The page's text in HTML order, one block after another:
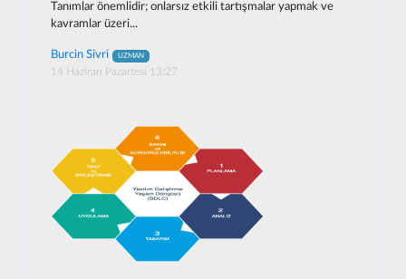
Tanımlar önemlidir; onlarsız etkili tartışmalar yapmak ve
kavramlar üzeri...
Burcin Sivri UZMAN
14 Haziran Pazartesi 13:27